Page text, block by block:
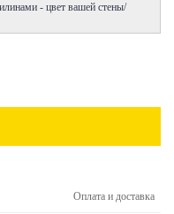
- цвет вашей стены/
Оплата и доставка